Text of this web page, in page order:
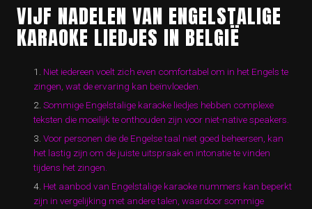
VIJF NADELEN VAN ENGELSTALIGE
KARAOKE LIEDJES IN BELGIË
Niet iedereen voelt zich even comfortabel om in het Engels te
zingen, wat de ervaring kan beïnvloeden.
Sommige Engelstalige karaoke liedjes hebben complexe
teksten die moeilijk te onthouden zijn voor niet-native speakers.
Voor personen die de Engelse taal niet goed beheersen, kan
het lastig zijn om de juiste uitspraak en intonatie te vinden
tijdens het zingen.
Het aanbod van Engelstalige karaoke nummers kan beperkt
zijn in vergelijking met andere talen, waardoor sommige